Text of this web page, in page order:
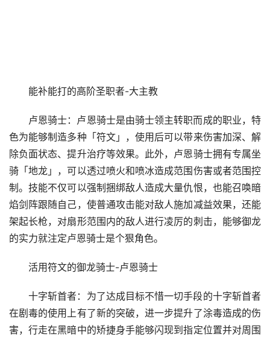
能补能打的高阶圣职者-大主教
卢恩骑士：卢恩骑士是由骑士领主转职而成的职业，特
色为能够制造多种「符文」，使用后可以带来伤害加深、解
除负面状态、提升治疗等效果。此外，卢恩骑士拥有专属坐
骑「地龙」，可以透过喷火和喷冰造成范围伤害或者范围控
制。技能不仅可以强制捆绑敌人造成大量仇恨，也能召唤暗
焰剑阵跟随自己，使普通攻击能对敌人施加减益效果，还能
架起长枪，对扇形范围内的敌人进行凌厉的刺击，能够御龙
的实力就注定卢恩骑士是个狠角色。
活用符文的御龙骑士-卢恩骑士
十字斩首者：为了达成目标不惜一切手段的十字斩首者
在剧毒的使用上有了新的突破，进一步提升了涂毒造成的伤
害，行走在黑暗中的矫捷身手能够闪现到指定位置并对周围